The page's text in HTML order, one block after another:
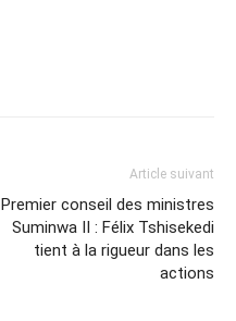
Article suivant
Premier conseil des ministres
Suminwa II : Félix Tshisekedi
tient à la rigueur dans les
actions